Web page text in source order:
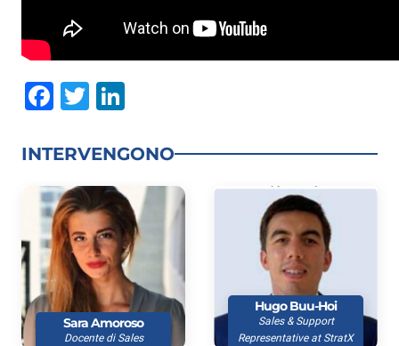
Facebook
Twitter
INTERVENGONO
Sara Amoroso
Docente di Sales
Hugo Buu-Hoi
Sales & Support
Representative at StratX